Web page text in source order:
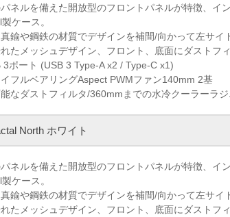
ネルを備えた開放型のフロントパネルが特徴、イ
ケース。
鍮や鋼鉄の材質でデザインを補間/向かって左サイ
たメッシュデザイン、フロント、底面にダストフィ
3ポート (USB 3 Type-A x2 / Type-C x1)
フルベアリングAspect PWMファン140mm 2基
なダストフィルタ/360mmまでの水冷クーラーラ
North ホワイト
ネルを備えた開放型のフロントパネルが特徴、イ
ケース。
鍮や鋼鉄の材質でデザインを補間/向かって左サイ
たメッシュデザイン、フロント、底面にダストフィ